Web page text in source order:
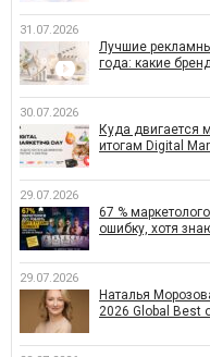
31.07.2026
Лучшие
года: какие
30.07.2026
Куда двигается
итогам Digital
29.07.2026
67 %
ошибку, хотя
29.07.2026
Наталья
2026 Global Best